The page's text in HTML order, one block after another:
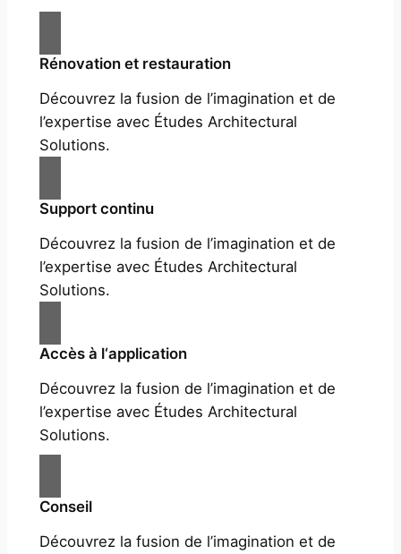
Rénovation et restauration
Découvrez la fusion de l’imagination et de
l’expertise avec Études Architectural
Solutions.
Support continu
Découvrez la fusion de l’imagination et de
l’expertise avec Études Architectural
Solutions.
Accès à l‘application
Découvrez la fusion de l’imagination et de
l’expertise avec Études Architectural
Solutions.
Conseil
Découvrez la fusion de l’imagination et de